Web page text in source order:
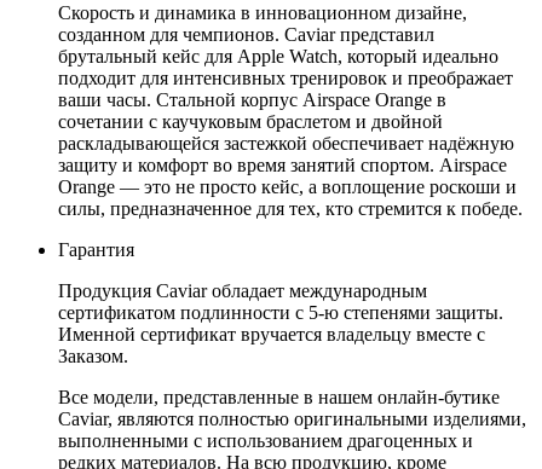
Скорость и динамика в инновационном дизайне,
созданном для чемпионов. Caviar представил
брутальный кейс для Apple Watch, который идеально
подходит для интенсивных тренировок и преображает
ваши часы. Стальной корпус Airspace Orange в
сочетании с каучуковым браслетом и двойной
раскладывающейся застежкой обеспечивает надёжную
защиту и комфорт во время занятий спортом. Airspace
Orange — это не просто кейс, а воплощение роскоши и
силы, предназначенное для тех, кто стремится к победе.
Гарантия
Продукция Caviar обладает международным
сертификатом подлинности с 5-ю степенями защиты.
Именной сертификат вручается владельцу вместе с
Заказом.
Все модели, представленные в нашем онлайн-бутике
Caviar, являются полностью оригинальными изделиями,
выполненными с использованием драгоценных и
редких материалов. На всю продукцию, кроме